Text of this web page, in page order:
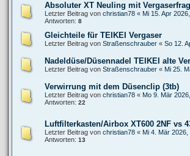
Absoluter XT Neuling mit
Letzter Beitrag von christian78 « Mi 15. Apr
Antworten: 8
Gleichteile für TEIKEI Vergaser
Letzter Beitrag von Straßenschrauber « So 12.
Nadeldüse/Düsennadel TEIKEI alte
Letzter Beitrag von Straßenschrauber « Mi 25.
Verwirrung mit dem Düsenclip (3tb)
Letzter Beitrag von christian78 « Mo 9. Mär
Antworten: 22
Luftfilterkasten/Airbox XT600 2NF vs
Letzter Beitrag von christian78 « Mi 4. Mär 2026,
Antworten: 13